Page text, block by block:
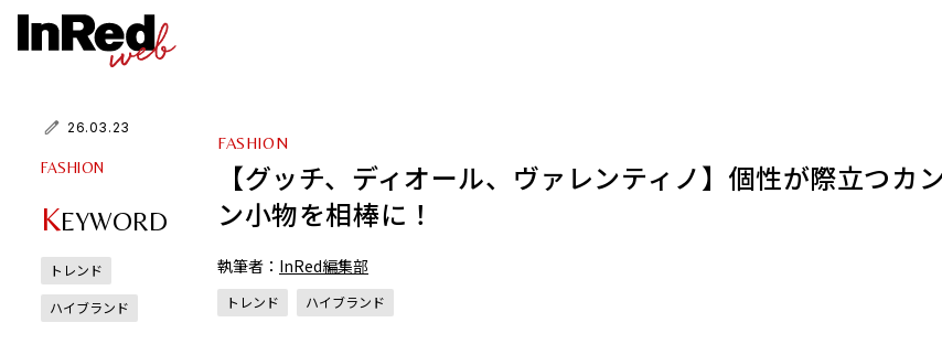
FASHION
【グッチ、ディオール、ヴァレンティノ】個性が際立つカ
ン小物を相棒に！
執筆者： InRed編集部
トレンド ハイブランド
26.03.23
FASHION
KEYWORD
トレンド
ハイブランド